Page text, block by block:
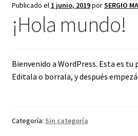
¿Cómo se usa?
La idea
Publicado el 1 junio, 2019porSERGIO
¡Hola mundo!
Bienvenido a WordPress. Esta es
Editala o borrala, y después
Categoría: Sin categoría